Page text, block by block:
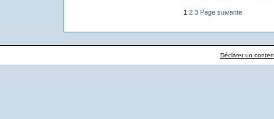
1 2 3 Page suivante
Déclarer un